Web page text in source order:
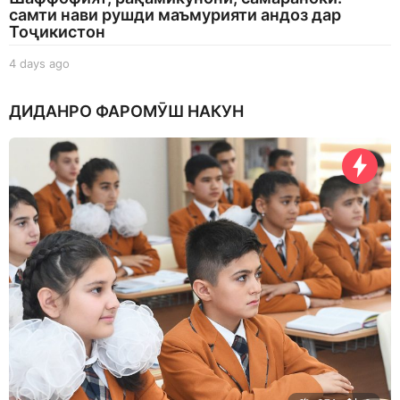
самти нави рушди маъмурияти андоз дар
Тоҷикистон
4 days ago
y
a
g
o
ДИДАНРО ФАРОМӮШ НАКУН